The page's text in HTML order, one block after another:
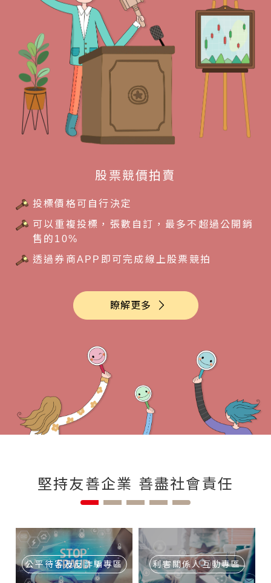
股票競價拍賣
投標價格可自行決定
可以重複投標，張數自訂，最多不超過公開銷
售的10%
透過券商APP即可完成線上股票競拍
瞭解更多
堅持友善企業 善盡社會責任
公平待客及反詐騙專區 利害關係人互動專區